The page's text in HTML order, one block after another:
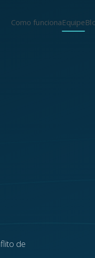
Como funcionaEquipe
de